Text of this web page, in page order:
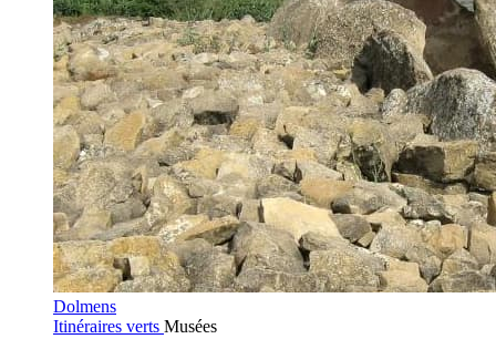
Dolmens
Itinéraires verts Musées